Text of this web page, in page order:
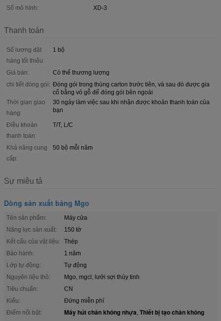
Số mô hình:
XD-3
Thanh toán
Số lượng đặt
hàng tối thiểu:
1 bộ
Giá bán:
Có thể thương lượng
chi tiết đóng gói: Đóng gói trong thùng carton trước tiên, và sau đó được gia
cố bằng vỏ gỗ để đóng gói bên ngoài
Thời gian giao
hàng:
30 ngày làm việc sau khi nhận được khoản thanh toán của
bạn
Điều khoản
thanh toán:
T/T, L/C
Khả năng cung
cấp:
50 bộ mỗi năm
Sự miêu tả
Dòng sản xuất bảng Mgo
Tên sản phẩm:
Máy cửa
Năng lực sản xuất:
150 tờ
Kết cấu của vật liệu:
Thép
Bảo hành:
1 năm
Lớp tự động:
Tự động
Nguyên liệu thô:
Mgo, mgcl, lưới sợi thủy tinh
Tiêu chuẩn:
CN
Kiểu:
Đứng miễn phí
Điểm nổi bật:
Máy hút chân không nhựa, Thiết bị tạo chân không